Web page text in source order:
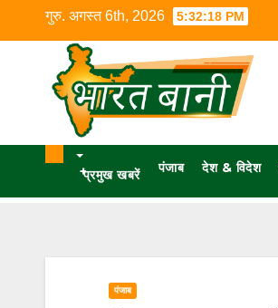
गुरु. अगस्त 6th, 2026 5:32:19 PM
+प्रमुख खबरें पंजाब देश & विदेश
पंजाब